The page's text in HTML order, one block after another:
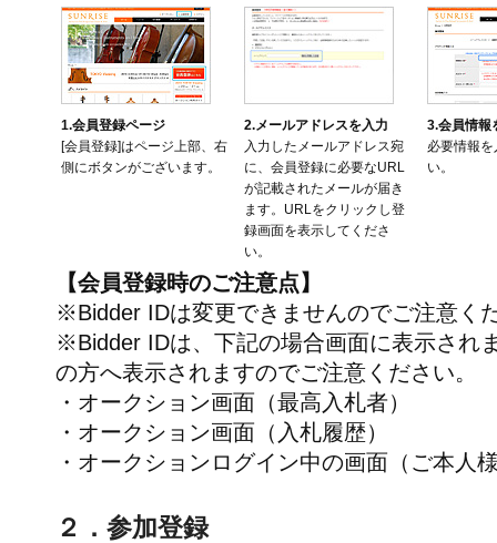
1.会員登録ページ
[会員登録]はページ上部、右
側にボタンがございます。
2.メールアドレスを入力
入力したメールアドレス宛
に、会員登録に必要なURL
が記載されたメールが届き
ます。URLをクリックし登
録画面を表示してくださ
い。
3.会員情報
必要情報
い。
【会員登録時のご注意点】
※Bidder IDは変更できませんのでご注意く
※Bidder IDは、下記の場合画面に表示され
の方へ表示されますのでご注意ください。
・オークション画面（最高入札者）
・オークション画面（入札履歴）
・オークションログイン中の画面（ご本人
２．参加登録